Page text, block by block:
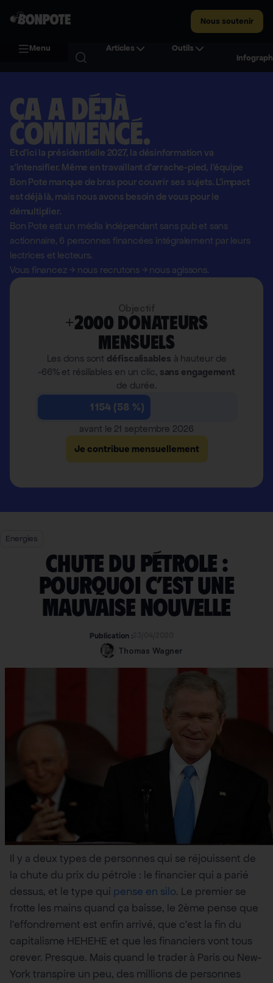
Nous soutenir
Menu Articles
Outils
Ça a déjà
commencé.
Et d'ici la présidentielle 2027, la désinformation va
s'intensifier. Même en travaillant d'arrache-pied, l'équipe
Bon Pote manque de bras pour couvrir ses sujets. L'impact
est déjà là, mais nous avons besoin de vous pour le
démultiplier.
Bon Pote est un média indépendant sans pub et sans
actionnaire, 6 personnes financées intégralement par leurs
lectrices et lecteurs.
Vous financez→ nous recrutons →nous agissons.
+2000 donateurs
mensuels
Les dons sont défiscalisables à hauteur de
-66% et résiliables en un clic, sans engagement
de durée.
1 154 (58 %)
avant le 21 septembre 2026
Je contribue mensuellement
Energies
Chute du pétrole :
pourquoi c’est une
mauvaise nouvelle
Publication :
Thomas Wagner
Il y a deux types de personnes qui se réjouissent de
la chute du prix du pétrole : le financier qui a parié
dessus, et le type qui pense en silo. Le premier se
frotte les mains quand ça baisse, le 2ème pense que
l’effondrement est enfin arrivé, que c’est la fin du
capitalisme HEHEHE et que les financiers vont tous
crever. Presque. Mais quand le trader à Paris ou New-
York transpire un peu, des millions de personnes